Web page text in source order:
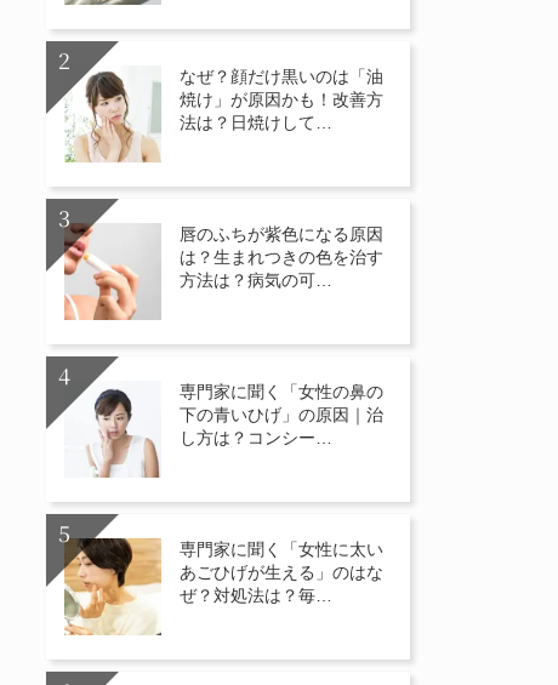
なぜ？顔だけ黒いのは「油
焼け」が原因かも！改善方
法は？日焼けして…
唇のふちが紫色になる原因
は？生まれつきの色を治す
方法は？病気の可…
専門家に聞く「女性の鼻の
下の青いひげ」の原因｜治
し方は？コンシー…
専門家に聞く「女性に太い
あごひげが生える」のはな
ぜ？対処法は？毎…